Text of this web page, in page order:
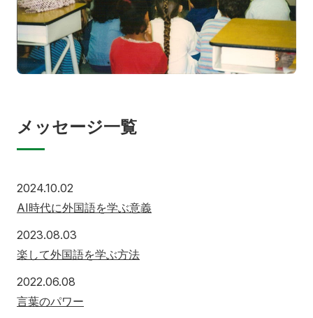
メッセージ一覧
2024.10.02
AI時代に外国語を学ぶ意義
2023.08.03
楽して外国語を学ぶ方法
2022.06.08
言葉のパワー